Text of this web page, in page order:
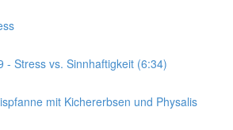
- Stress vs. Sinnhaftigkeit (6:34)
mit Kichererbsen und Physalis